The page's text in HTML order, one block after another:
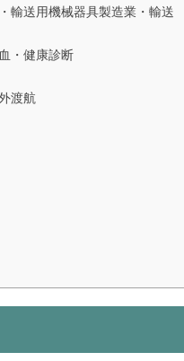
輸送用機械器具製造業・輸送
・健康診断
渡航